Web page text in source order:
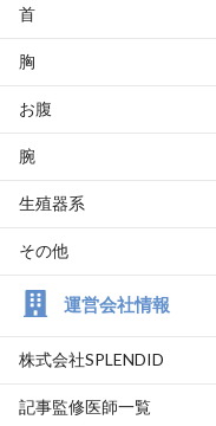
首
胸
お腹
腕
生殖器系
その他
運営会社情報
株式会社SPLENDID
記事監修医師一覧